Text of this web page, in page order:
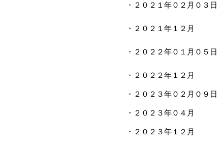
・２０２１年０２月０３日
・２０２１年１２月
・２０２２年０１月０５日
・２０２２年１２月
・２０２３年０２月０９日
・２０２３年０４月
・２０２３年１２月